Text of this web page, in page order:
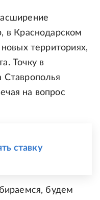
в Краснодарском
территориях,
Точку в
Ставрополья
на вопрос
ставку
будем